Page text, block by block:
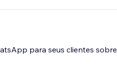
para seus clientes sobre